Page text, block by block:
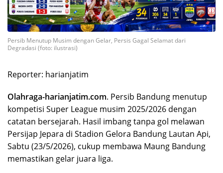
Persib Menutup Musim dengan Gelar, Persis Gagal Selamat dari
Degradasi (foto: ilustrasi)
Reporter: harianjatim
Olahraga-harianjatim.com. Persib Bandung menutup
kompetisi Super League musim 2025/2026 dengan
catatan bersejarah. Hasil imbang tanpa gol melawan
Persijap Jepara di Stadion Gelora Bandung Lautan Api,
Sabtu (23/5/2026), cukup membawa Maung Bandung
memastikan gelar juara liga.